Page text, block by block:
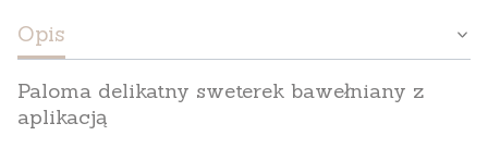
Opis
Paloma delikatny sweterek bawełniany z
aplikacją